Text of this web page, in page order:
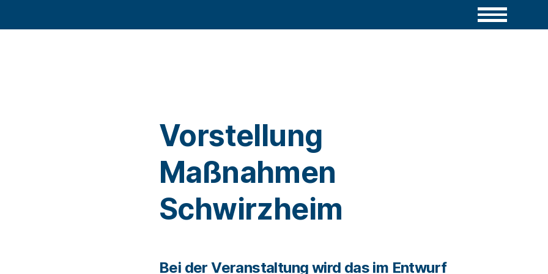
Vorstellung
Maßnahmen
Schwirzheim
Bei der Veranstaltung wird das im Entwurf